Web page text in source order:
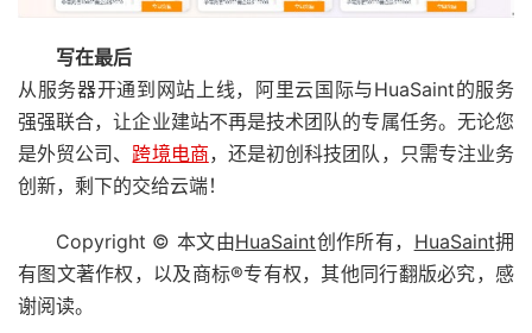
写在最后
从服务器开通到网站上线，阿里云国际与HuaSaint的服务
强强联合，让企业建站不再是技术团队的专属任务。无论您
是外贸公司、 跨境电商，还是初创科技团队，只需专注业务
创新，剩下的交给云端！
Copyright © 本文由HuaSaint创作所有， HuaSaint拥
有图文著作权，以及商标®专有权，其他同行翻版必究，感
谢阅读。